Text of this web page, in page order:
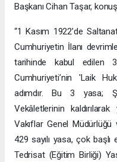
Başkanı Cihan Taşar,
“1 Kasım 1922’de
Cumhuriyetin İlanı
tarihinde kabul edilen
Cumhuriyeti’nin 'Laik
adımdır. Bu 3 yasa;
Vekâletlerinin
Vakıflar Genel Müdürlüğü
429 sayılı yasa, çok
Tedrisat (Eğitim Birliği)